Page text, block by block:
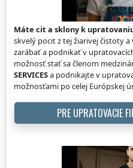
Máte cit a sklony k
skvelý pocit z tej žiarivej čistoty
zarábať a podnikať v
možnosť stať sa členom
SERVICESa podnikajte v
možnosťami po celej Európskej
PRE UPRATOVACIE